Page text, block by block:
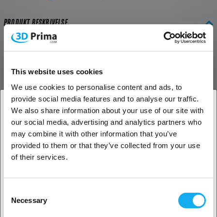
This website uses cookies
We use cookies to personalise content and ads, to
provide social media features and to analyse our traffic.
We also share information about your use of our site with
our social media, advertising and analytics partners who
may combine it with other information that you’ve
provided to them or that they’ve collected from your use
of their services.
Selection
Necessary
PRODUKT BESKRIVELSE
Messingbelagt slidstærk dyse til Flashforge
Creator Pro 3
TwinClad XT-belægning. TwinClad XT er en
nikkelkompositbelægning, der er designet til meget lav friktion. Det
giver en af de laveste friktionskoefficienter, bedre end nikkel med
PTFE-medaflejring. TwinClad XT-belægningen er også meget hård og
slidstærk. Hvis du arbejder med slibende kulfiber, rustfrit stål,
træfyldte eller andre metalfyldte filamenter, vil dette i høj grad
forbedre levetiden for din dyse.
Passer til:
FlashForge Creator4
1. Er du erhvervskunde eller privatkunde?
Erhvervskunde
Privat kunde